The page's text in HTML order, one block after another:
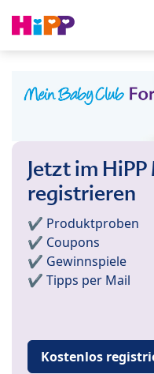
Jetzt im
registrieren
✔️ Produktproben
✔️ Coupons
✔️ Gewinnspiele
✔️ Tipps per Mail
Kostenlos